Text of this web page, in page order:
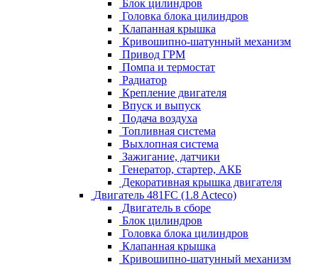
Блок цилиндров
Головка блока цилиндров
Клапанная крышка
Кривошипно-шатунный механизм
Привод ГРМ
Помпа и термостат
Радиатор
Крепление двигателя
Впуск и выпуск
Подача воздуха
Топливная система
Выхлопная система
Зажигание, датчики
Генератор, стартер, АКБ
Декоративная крышка двигателя
Двигатель 481FC (1.8 Acteco)
Двигатель в сборе
Блок цилиндров
Головка блока цилиндров
Клапанная крышка
Кривошипно-шатунный механизм